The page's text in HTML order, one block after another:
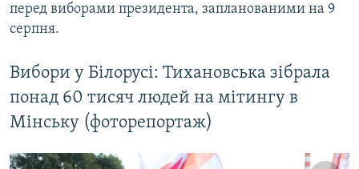
перед виборами президента, запланованими на 9
серпня.
Вибори у Білорусі: Тихановська зібрала
понад 60 тисяч людей на мітингу в
Мінську (фоторепортаж)